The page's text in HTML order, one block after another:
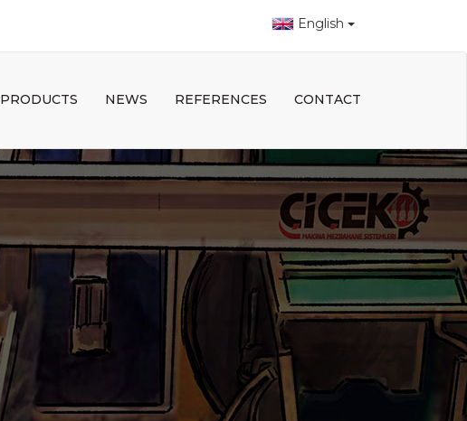
English
PRODUCTS NEWS REFERENCES CONTACT